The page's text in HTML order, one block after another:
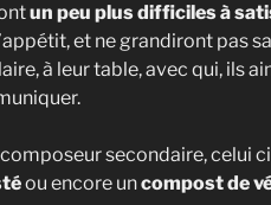
un peu plus difficiles à
et ne grandiront pas
à leur table, avec qui, ils
secondaire, celui ci
ou encore uncompost de